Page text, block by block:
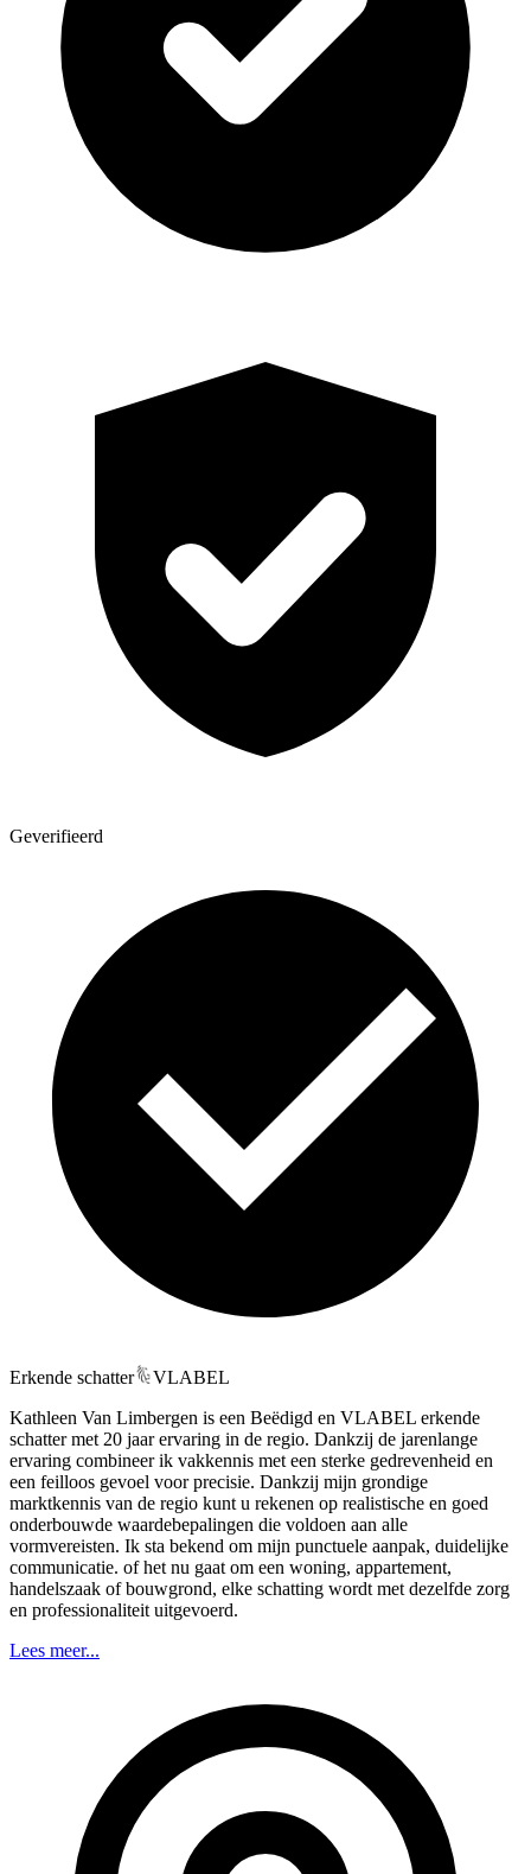
Geverifieerd
Erkende schatter
VLABEL
Kathleen Van Limbergen is een Beëdigd en VLABEL erkende
schatter met 20 jaar ervaring in de regio. Dankzij de jarenlange
ervaring combineer ik vakkennis met een sterke gedrevenheid en
een feilloos gevoel voor precisie. Dankzij mijn grondige
marktkennis van de regio kunt u rekenen op realistische en goed
onderbouwde waardebepalingen die voldoen aan alle
vormvereisten. Ik sta bekend om mijn punctuele aanpak, duidelijke
communicatie. of het nu gaat om een woning, appartement,
handelszaak of bouwgrond, elke schatting wordt met dezelfde zorg
en professionaliteit uitgevoerd.
Lees meer...